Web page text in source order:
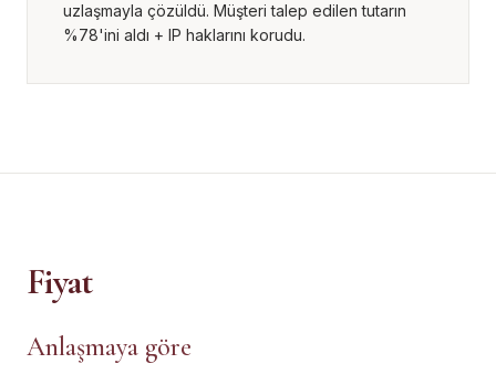
uzlaşmayla çözüldü. Müşteri talep edilen tutarın
%78'ini aldı + IP haklarını korudu.
Fiyat
Anlaşmaya göre